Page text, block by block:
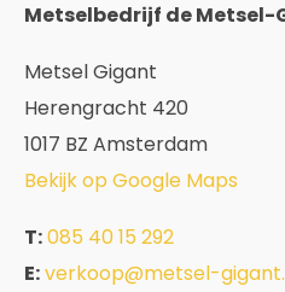
Metselbedrijf de Metsel-
Metsel Gigant
Herengracht 420
1017 BZ Amsterdam
Bekijk op Google Maps
T:085 40 15 292
E:verkoop@metsel-